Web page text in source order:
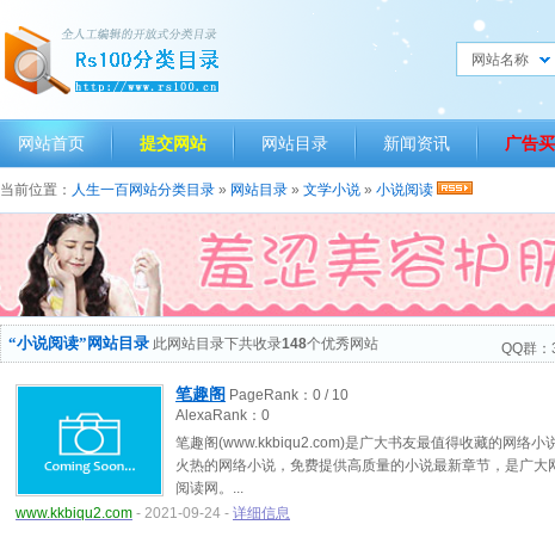
网站名称
网站首页 提交网站 网站目录 新闻资讯 广告
当前位置： 人生一百网站分类目录 » 网站目录 » 文学小说 » 小说阅读
QQ群
“小说阅读”网站目录 此网站目录下共收录148个优秀网站
笔趣阁 PageRank： 0 / 10
AlexaRank： 0
笔趣阁(www.kkbiqu2.com)是广大书友最值得收藏的网络小
火热的网络小说，免费提供高质量的小说最新章节，是广大
阅读网。
www.kkbiqu2.com - 2021-09-24 - 详细信息